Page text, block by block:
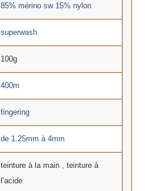
85% mérino sw 15% nylon
superwash
100g
400m
fingering
de 1.25mm à 4mm
teinture à la main , teinture à
l’acide